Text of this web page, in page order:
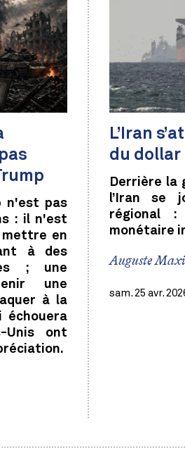
n'est pas
: il n'est
en
à des
; une
une
à la
Unis ont
L’Iran
du dollar
Derrière la
l’Iran se
régional :
monétaire
Auguste
sam. 25 avr.